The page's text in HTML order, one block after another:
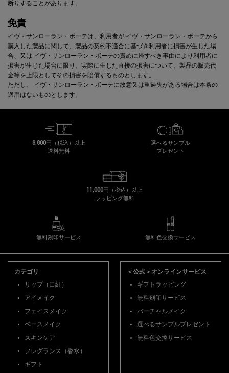
断りすることがあります。
免責
イヴ・サンローラン・ボーテは、利用者が イヴ・サンローラン・ボーテから
購入した製品に関して、製品の契約不適合に基づき利用者に損害が生じた場
合、又は イヴ・サンローラン・ボーテの責めに帰すべき事由により利用者に
損害が生じた場合に限り、実際に生じた直接の損害について、製品の販売代
金等を上限としてその損害を賠償するものとします。
ただし、 イヴ・サンローラン・ボーテに故意又は重過失がある場合は本条の
適用はないものとします。
8,800円（税込）以上
送料無料
選べるサンプル
プレゼント
11,000円（税込）以上
ラッピング無料
無料刻印サービス 無料色交換サービス
カテゴリ
リップ（口紅）
アイメイク
フェイスメイク
ベースメイク
スキンケア
フレグランス（香水）
ギフト
＜公式＞オンラインサービス
ギフトラッピング
無料刻印サービス
バーチャルメイク
選べるサンプルプレゼント
無料色交換サービス